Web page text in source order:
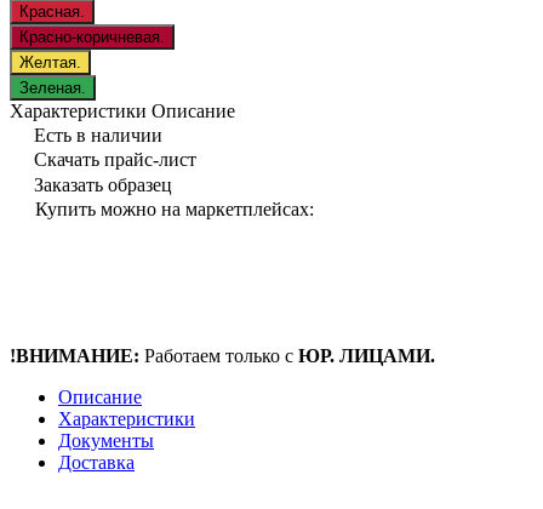
Красная.
Красно-коричневая.
Желтая.
Зеленая.
Характеристики Описание
Есть в наличии
Скачать прайс-лист
Заказать образец
Купить можно на маркетплейсах:
!ВНИМАНИЕ: Работаем только с ЮР. ЛИЦАМИ.
Описание
Характеристики
Документы
Доставка